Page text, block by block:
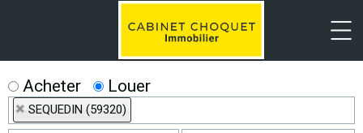
Acheter Louer
SEQUEDIN (59320)